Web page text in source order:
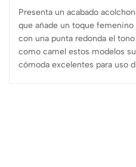
Presenta un acabado
que añade un toque
con una punta redonda el
como camel estos modelos
cómoda excelentes para uso